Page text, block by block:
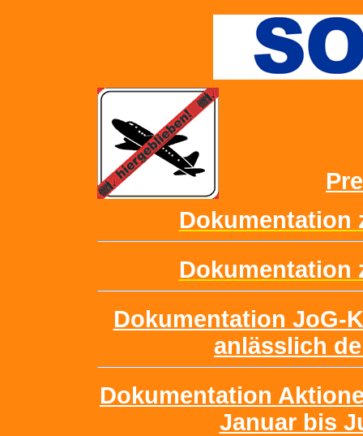
Dokumentation
Dokumentation
Dokumentation JoG-
anlässlich
Dokumentation
Januar bis